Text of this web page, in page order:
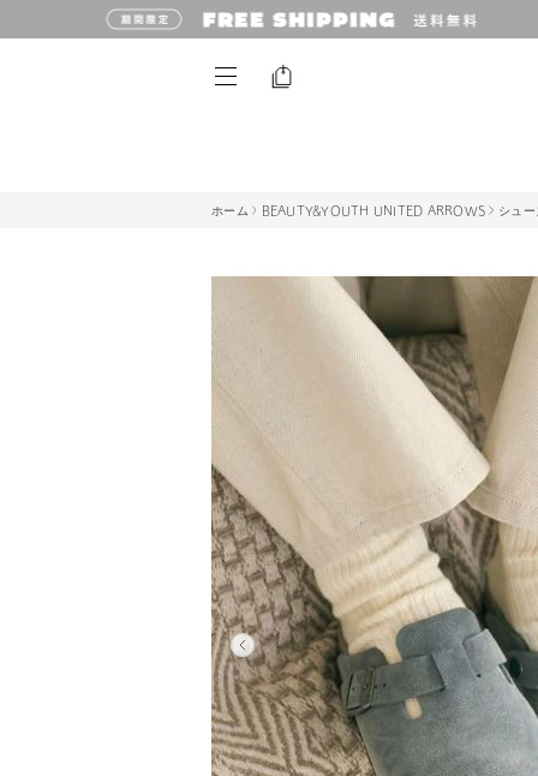
ホーム BEAUTY&YOUTH UNITED ARROWS シュー